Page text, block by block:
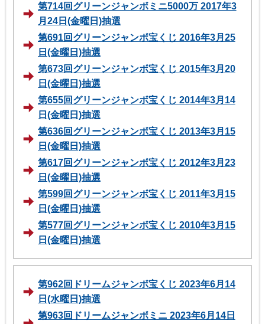
第714回グリーンジャンボミニ5000万 2017年3
月24日(金曜日)抽選
第691回グリーンジャンボ宝くじ 2016年3月25
日(金曜日)抽選
第673回グリーンジャンボ宝くじ 2015年3月20
日(金曜日)抽選
第655回グリーンジャンボ宝くじ 2014年3月14
日(金曜日)抽選
第636回グリーンジャンボ宝くじ 2013年3月15
日(金曜日)抽選
第617回グリーンジャンボ宝くじ 2012年3月23
日(金曜日)抽選
第599回グリーンジャンボ宝くじ 2011年3月15
日(金曜日)抽選
第577回グリーンジャンボ宝くじ 2010年3月15
日(金曜日)抽選
第962回ドリームジャンボ宝くじ 2023年6月14
日(水曜日)抽選
第963回ドリームジャンボミニ 2023年6月14日